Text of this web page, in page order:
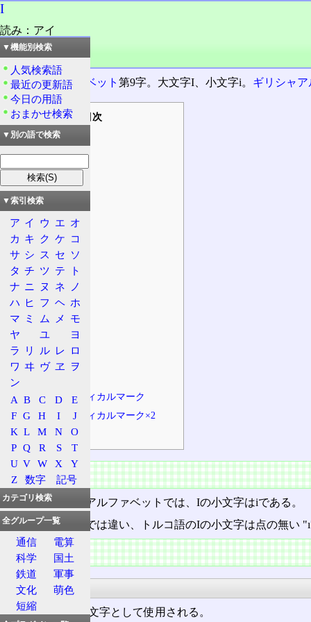
I
読み：アイ
外語：I
品詞：名詞
ラテンアルファベット第9字。大文字I、小文字i。 ギリシャ
目次
概要
文字
用途
呼称
主な用途
英語
科学
通信
情報処理
運輸・交通
その他
関連する文字
ダイアクリティカルマーク
ダイアクリティカルマーク×2
その他
概要
標準的なラテンアルファベットでは、Iの小文字はiである。
但し、トルコ語 では違い、トルコ語のIの小文字は点の無い
文字
用途
音素 /i/ を表わす文字として使用される。
▼機能別検索
人気検索語
最近の更新語
今日の用語
おまかせ検索
▼別の語で検索
▼索引検索
ア イ ウ エ オ
カ キ ク ケ コ
サ シ ス セ ソ
タ チ ツ テ
ト
ナ ニ ヌ ネ
ノ
ハ ヒ フ ヘ ホ
マ ミ ム メ
モ
ヤ
ユ
ヨ
ラ
リ ル レ ロ
ワ ヰ ヴ ヱ
ヲ
ン
A B C D
E
F G H I
J
K L M N
O
P Q R S
T
U V W X
Y
Z
数字 記号
カテゴリ検索
全グループ一覧
通信
電算
科学
国土
鉄道
軍事
文化
萌色
短縮